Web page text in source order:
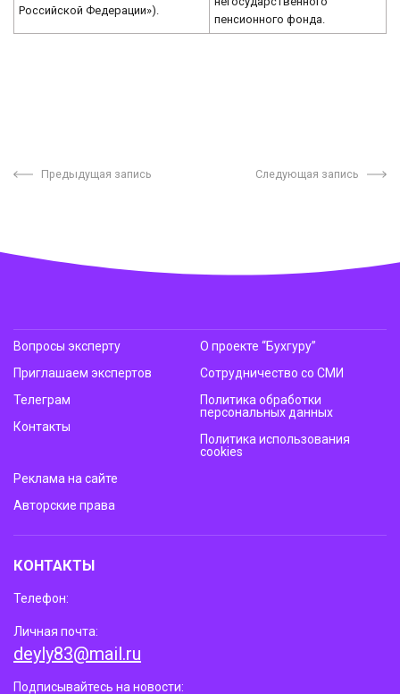
Российской Федерации»).
пенсионного фонда.
Предыдущая запись Следующая запись
Вопросы эксперту
Приглашаем экспертов
Телеграм
Контакты
О проекте “Бухгуру”
Сотрудничество со СМИ
Политика обработки
персональных данных
Политика использования
cookies
Реклама на сайте
Авторские права
КОНТАКТЫ
Телефон:
Личная почта:
deyly83@mail.ru
Подписывайтесь на новости: